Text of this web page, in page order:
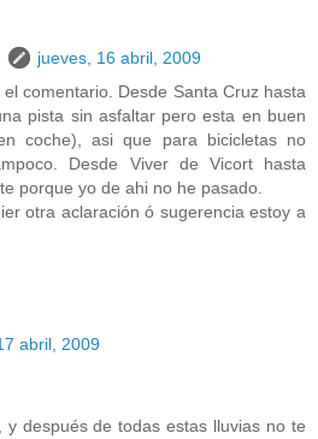
jueves, 16 abril, 2009
comentario. Desde Santa Cruz hasta
pista sin asfaltar pero esta en buen
coche), asi que para bicicletas no
Desde Viver de Vicort hasta
porque yo de ahi no he pasado.
otra aclaración ó sugerencia estoy a
abril, 2009
y después de todas estas lluvias no te